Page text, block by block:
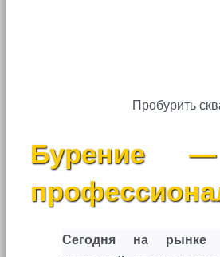
Пробурить
Бурение
Сегодня на рынке